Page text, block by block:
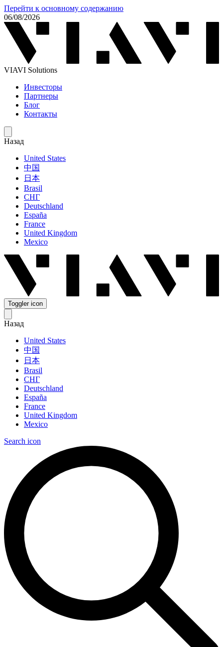
Перейти к основному содержанию
06/08/2026
VIAVI Solutions
Инвесторы
Партнеры
Блог
Контакты
Назад
United States
中国
日本
Brasil
СНГ
Deutschland
España
France
United Kingdom
Mexico
Toggler icon
Назад
United States
中国
日本
Brasil
СНГ
Deutschland
España
France
United Kingdom
Mexico
Search icon